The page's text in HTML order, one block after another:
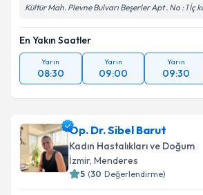
Takvim Talebini
Kültür Mah. Plevne Bulvarı Beşerler Apt . No : 1 İç
En Yakın Saatler
Yarın
08:30
Yarın
09:00
Yarın
09:30
Op. Dr. Sibel Barut
Kadın Hastalıkları ve Doğum
İzmir, Menderes
5 (30 Değerlendirme)